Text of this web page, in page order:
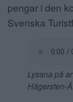
pengar i den
Svenska
Lyssna på
Hägersten-